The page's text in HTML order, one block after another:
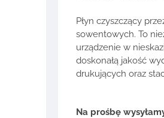
Płyn czyszczący
sowentowych. To
urządzenie w
doskonałą jakość
drukujących oraz
Na prośbę